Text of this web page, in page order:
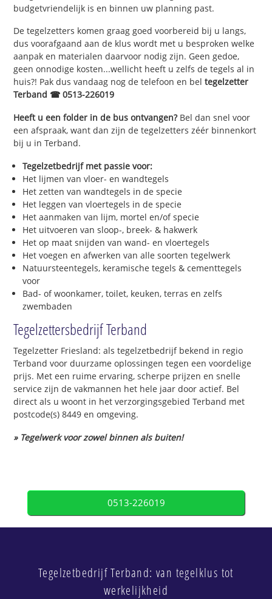
budgetvriendelijk is en binnen uw planning past.
De tegelzetters komen graag goed voorbereid bij u langs,
dus voorafgaand aan de klus wordt met u besproken welke
aanpak en materialen daarvoor nodig zijn. Geen gedoe,
geen onnodige kosten...wellicht heeft u zelfs de tegels al in
huis?! Pak dus vandaag nog de telefoon en beltegelzetter
Terband ☎ 0513-226019
Heeft u een folder in de bus ontvangen?Bel dan snel voor
een afspraak, want dan zijn de tegelzetters zéér binnenkort
bij u in Terband.
Tegelzetbedrijf met passie voor:
Het lijmen van vloer- en wandtegels
Het zetten van wandtegels in de specie
Het leggen van vloertegels in de specie
Het aanmaken van lijm, mortel en/of specie
Het uitvoeren van sloop-, breek- & hakwerk
Het op maat snijden van wand- en vloertegels
Het voegen en afwerken van alle soorten tegelwerk
Natuursteentegels, keramische tegels & cementtegels
voor
Bad- of woonkamer, toilet, keuken, terras en zelfs
zwembaden
Tegelzettersbedrijf Terband
Tegelzetter Friesland: als tegelzetbedrijf bekend in regio
Terband voor duurzame oplossingen tegen een voordelige
prijs. Met een ruime ervaring, scherpe prijzen en snelle
service zijn de vakmannen het hele jaar door actief. Bel
direct als u woont in het verzorgingsgebied Terband met
postcode(s) 8449 en omgeving.
» Tegelwerk voor zowel binnen als buiten!
0513-226019
Tegelzetbedrijf Terband: van tegelklus tot
werkelijkheid